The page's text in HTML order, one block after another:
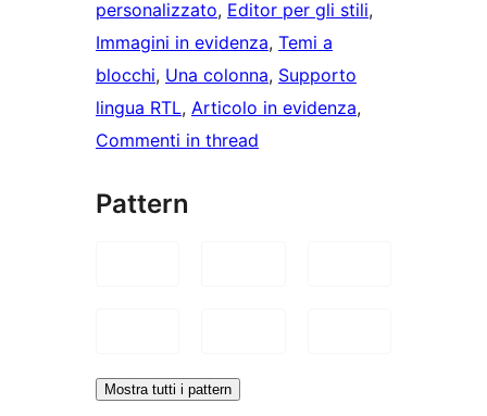
personalizzato, Editor per gli stili
Immagini in evidenza, Temi a
blocchi, Una colonna, Supporto
lingua RTL, Articolo in evidenza
Commenti in thread
Pattern
Mostra tutti i pattern